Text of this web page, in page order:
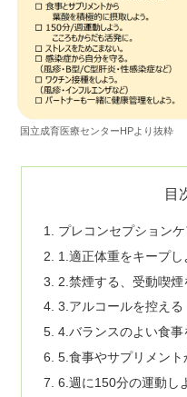
国立成育医療センターHPより抜粋
目
プレコンセプション
1.適正体重をキープし
2.禁煙する、受動喫煙
3.アルコールを控える
4.バランスのよい食事
5.食事やサプリメン
6.週に150分の運動し